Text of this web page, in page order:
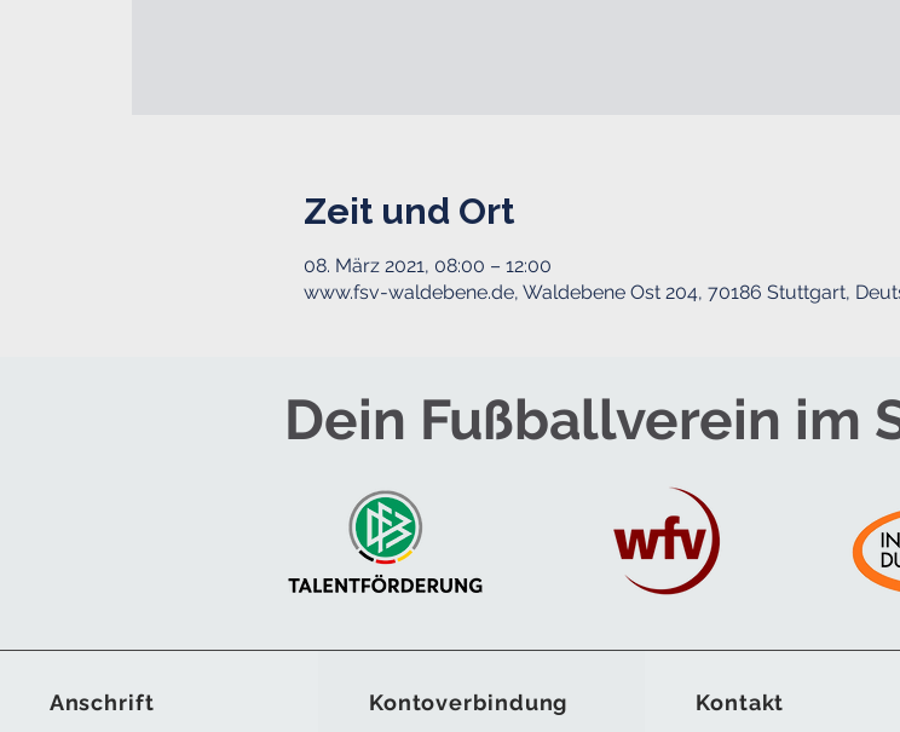
Zeit und Ort
08. März 2021, 08:00 – 12:00
www.fsv-waldebene.de, Waldebene Ost 204, 70186 Stuttgart,
Dein Fußballverein im
Anschrift Kontoverbindung Kontakt